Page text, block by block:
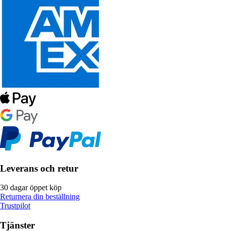
Leverans och retur
30 dagar öppet köp
Returnera din beställning
Trustpilot
Tjänster